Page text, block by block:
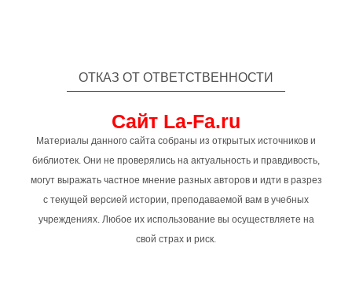
ОТКАЗ ОТ ОТВЕТСТВЕННОСТИ
Сайт La-Fa.ru
Материалы данного сайта собраны из открытых источников и
библиотек. Они не проверялись на актуальность и правдивость,
могут выражать частное мнение разных авторов и идти в разрез
с текущей версией истории, преподаваемой вам в учебных
учреждениях. Любое их использование вы осуществляете на
свой страх и риск.